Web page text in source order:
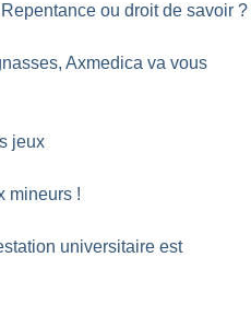
ou droit de savoir ?
Axmedica va vous
jeux
mineurs !
universitaire est